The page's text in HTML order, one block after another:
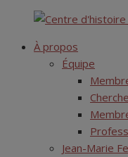
content
Centre d'histoire des
À propos
Équipe
Jean-Marie